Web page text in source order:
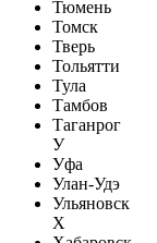
Тюмень
Томск
Тверь
Тольятти
Тула
Тамбов
Таганрог
У
Уфа
Улан-Удэ
Ульяновск
Х